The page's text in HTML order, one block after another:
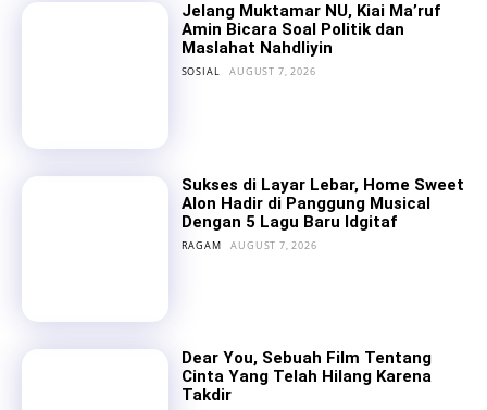
Jelang Muktamar NU, Kiai Ma’ruf
Amin Bicara Soal Politik dan
Maslahat Nahdliyin
SOSIAL AUGUST 7, 2026
Sukses di Layar Lebar, Home Sweet
Alon Hadir di Panggung Musical
Dengan 5 Lagu Baru Idgitaf
RAGAM AUGUST 7, 2026
Dear You, Sebuah Film Tentang
Cinta Yang Telah Hilang Karena
Takdir